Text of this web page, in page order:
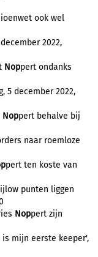
ook wel
2022,
Noppert ondanks
5 december 2022,
Noppert behalve bij
naar roemloze
pert ten koste van
punten liggen
Noppert zijn
is mijn eerste keeper',